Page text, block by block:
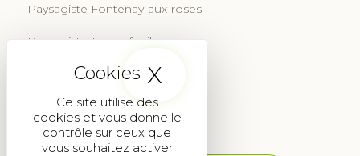
Ce site utilise des
cookies et vous donne le
contrôle sur ceux que
vous souhaitez activer
X
Paysagiste Fontenay-aux-roses
Paysagiste Tournefeuille
Paysagiste Aix-en-Provence
Paysagiste Martignas-sur-Jalle